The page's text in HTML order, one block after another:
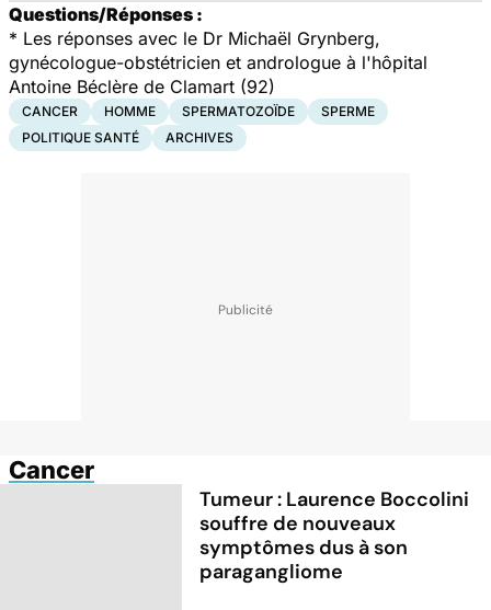
Questions/Réponses :
* Les réponses avec le Dr Michaël Grynberg,
gynécologue-obstétricien et andrologue à l'hôpital
Antoine Béclère de Clamart (92)
CANCER HOMME SPERMATOZOÏDE
SPERME
POLITIQUE SANTÉ
ARCHIVES
Cancer
Tumeur : Laurence Boccolini
souffre de nouveaux
symptômes dus à son
paragangliome